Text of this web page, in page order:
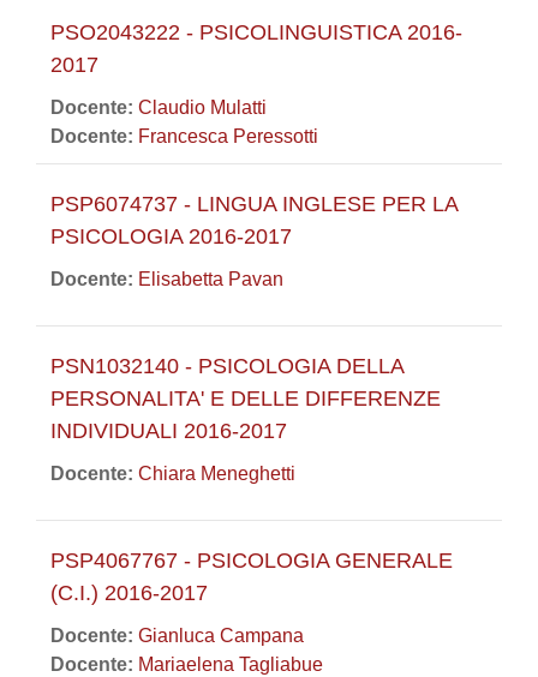
PSO2043222 - PSICOLINGUISTICA 2016-
2017
Docente: Claudio Mulatti
Docente: Francesca Peressotti
PSP6074737 - LINGUA INGLESE PER LA
PSICOLOGIA 2016-2017
Docente: Elisabetta Pavan
PSN1032140 - PSICOLOGIA DELLA
PERSONALITA' E DELLE DIFFERENZE
INDIVIDUALI 2016-2017
Docente: Chiara Meneghetti
PSP4067767 - PSICOLOGIA GENERALE
(C.I.) 2016-2017
Docente: Gianluca Campana
Docente: Mariaelena Tagliabue